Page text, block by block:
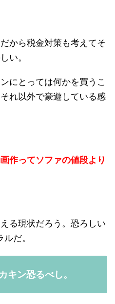
から税金対策も考えてそ
い。
にとっては何かを買うこ
れ以外で豪遊している感
作ってソファの値段より
る現状だろう。恐ろしい
だ。
キン恐るべし。